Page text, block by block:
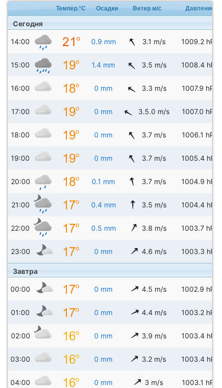
Темпер.°C Осадки Ветер м/с Давление
Сегодня
14:00 0.9 mm 3.1 m/s 1009.2 hPa
15:00 1.4 mm 3.5 m/s 1008.4 hPa
16:00 0 mm 3.3 m/s 1007.9 hPa
17:00 0 mm 3.5.0 m/s 1007.0 hPa
18:00 0 mm 3.7 m/s 1006.1 hPa
19:00 0 mm 3.7 m/s 1005.4 hPa
20:00 0.1 mm 3.7 m/s 1004.9 hPa
21:00 0.4 mm 3.5 m/s 1004.4 hPa
22:00 0.5 mm 3.8 m/s 1003.7 hPa
23:00 0 mm 4.6 m/s 1003.3 hPa
Завтра
00:00 0 mm 4.5 m/s 1002.9 hPa
01:00 0 mm 4.4 m/s 1003.2 hPa
02:00 0 mm 3.9 m/s 1003.4 hPa
03:00 0 mm 3.2 m/s 1003.4 hPa
04:00 0 mm 3 m/s 1003.1 hPa